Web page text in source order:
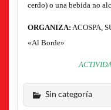
cerdo) o una bebida no
ORGANIZA: ACOSPA,
«Al Borde»
Sin categoría